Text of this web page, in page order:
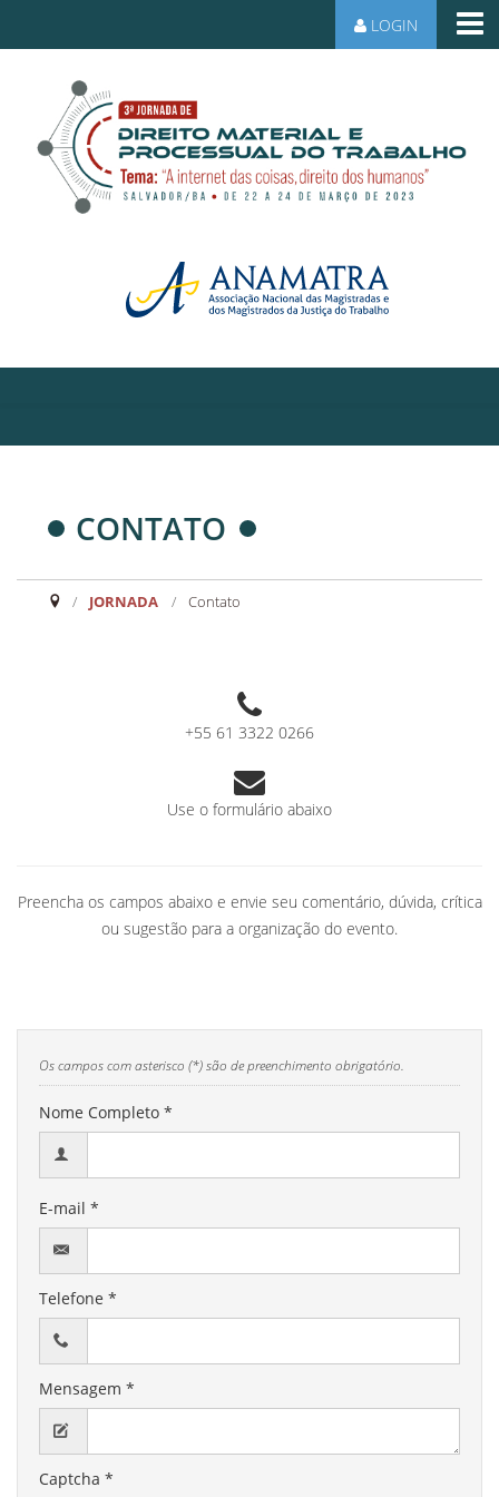
LOGIN
CONTATO
JORNADA Contato
+55 61 3322 0266
Use o formulário abaixo
Preencha os campos abaixo e envie seu comentário, dúvida, crítica
ou sugestão para a organização do evento.
Os campos com asterisco (*) são de preenchimento obrigatório.
Nome Completo *
E-mail *
Telefone *
Mensagem *
Captcha *